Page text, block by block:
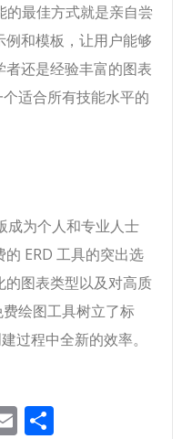
的最佳方式就是亲自尝
和模板，让用户能够
还是经验丰富的图表
适合所有技能水平的
为个人和专业人士
ERD 工具的突出选
图表类型以及对高质
绘图工具树立了标
过程中全新的效率。
Email